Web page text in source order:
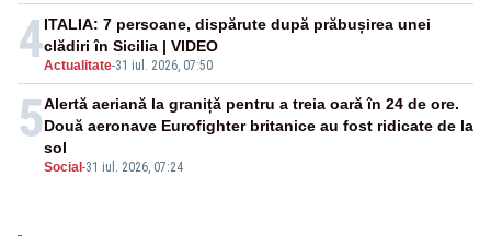
4Actualitate-31 iul. 2026, 07:50
ITALIA: 7 persoane, dispărute după prăbușirea unei
clădiri în Sicilia | VIDEO
5
Social -31 iul. 2026, 07:24
Alertă aeriană la graniță pentru a treia oară în 24 de ore.
Două aeronave Eurofighter britanice au fost ridicate de la
sol